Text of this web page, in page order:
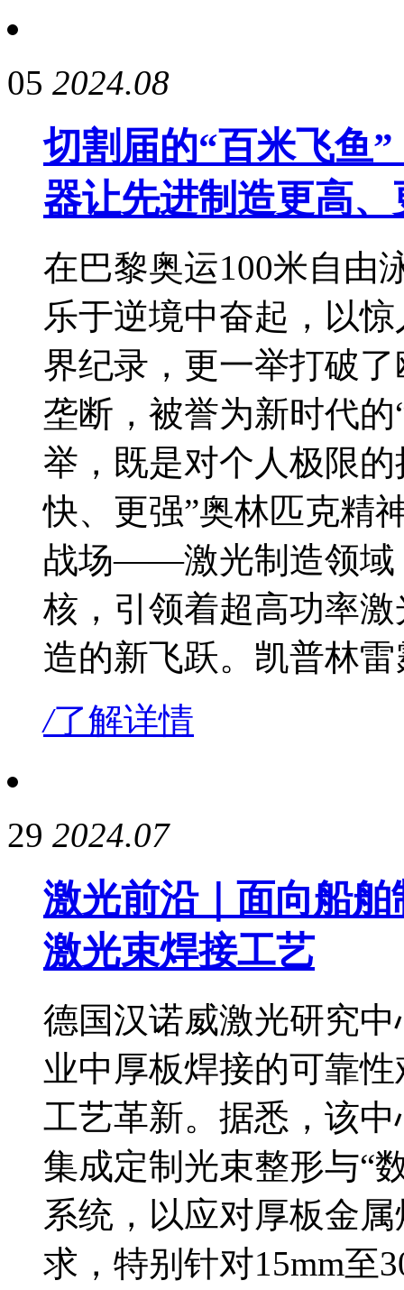
05 2024.08
切割届的“百米飞鱼
器让先进制造更高
在巴黎奥运100米自由
乐于逆境中奋起，以
界纪录，更一举打破
垄断，被誉为新时代
举，既是对个人极限
快、更强”奥林匹克精
战场——激光制造领域
核，引领着超高功率
造的新飞跃。凯普林雷
/了解详情
29 2024.07
激光前沿｜面向船
激光束焊接工艺
德国汉诺威激光研究
业中厚板焊接的可靠
工艺革新。据悉，该
集成定制光束整形与“
系统，以应对厚板金
求，特别针对15mm至